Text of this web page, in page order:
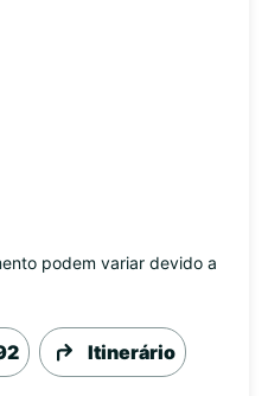
podem variar devido a
Itinerário